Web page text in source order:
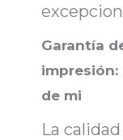
Garantía
impresión:
de mi
La